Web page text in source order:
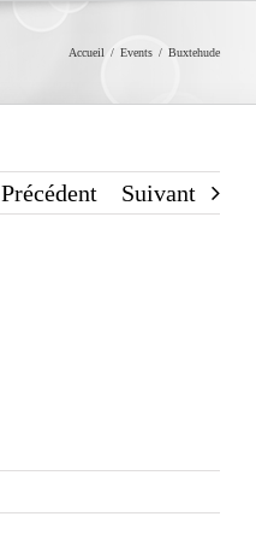
Accueil / Events / Buxtehude
Précédent Suivant